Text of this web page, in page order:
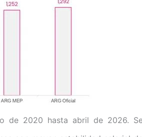
de 2020 hasta abril de 2026.